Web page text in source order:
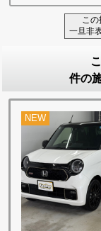
この
一旦非
件の
NEW